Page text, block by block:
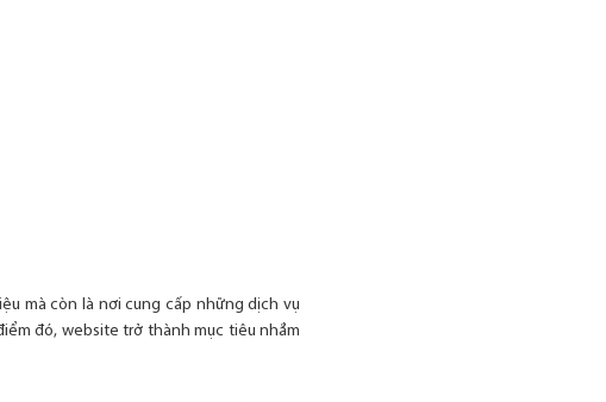
mà còn là nơi cung cấp những dịch vụ
đó, website trở thành mục tiêu nhắm